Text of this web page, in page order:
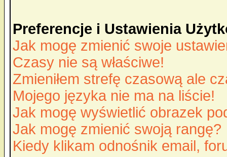
Preferencje i Ustawienia
Jak mogę zmienić swoje
Czasy nie są właściwe!
Zmieniłem strefę czasową ale
Mojego języka nie ma na liście!
Jak mogę wyświetlić obrazek
Jak mogę zmienić swoją rangę?
Kiedy klikam odnośnik email,